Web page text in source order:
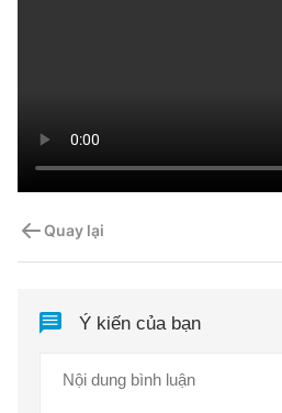
Quay lại
Ý kiến của bạn